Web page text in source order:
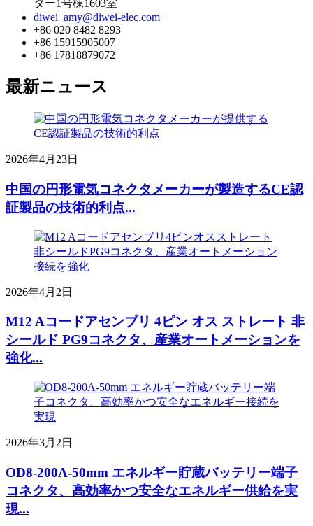
ター1号棟1603室
diwei_amy@diwei-elec.com
+86 020 8482 8293
+86 15915905007
+86 17818879072
最新ニュース
2026年4月23日
中国の円形電気コネクタメーカーが製造するCE認
証製品の技術的利点...
2026年4月2日
M12 Aコードアセンブリ 4ピン オス ストレート 非
シールド PG9コネクタ、産業オートメーションを
強化...
2026年3月2日
OD8-200A-50mm エネルギー貯蔵バッテリー端子
コネクタ、高効率かつ安全なエネルギー供給を実
現...